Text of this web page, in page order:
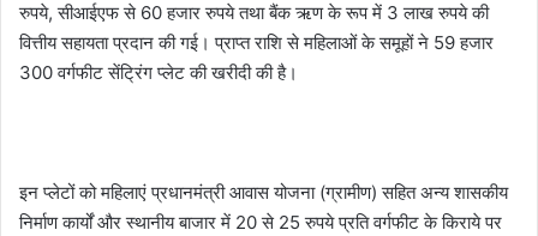
रुपये, सीआईएफ से 60 हजार रुपये तथा बैंक ऋण के रूप में 3 लाख रुपये की
वित्तीय सहायता प्रदान की गई। प्राप्त राशि से महिलाओं के समूहों ने 59 हजार
300 वर्गफीट सेंट्रिंग प्लेट की खरीदी की है।
इन प्लेटों को महिलाएं प्रधानमंत्री आवास योजना (ग्रामीण) सहित अन्य शासकीय
निर्माण कार्यों और स्थानीय बाजार में 20 से 25 रुपये प्रति वर्गफीट के किराये पर